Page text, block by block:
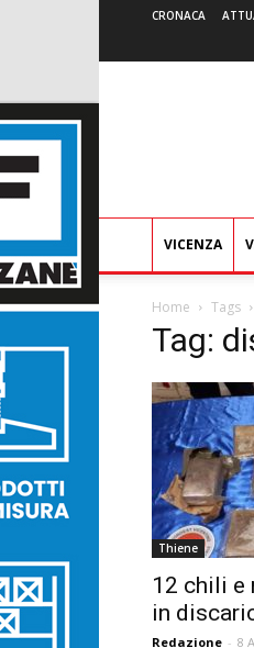
CRONACA
VICENZA
Home Tags
Tag:
Thiene
12 chili e
in
Redazione - 8